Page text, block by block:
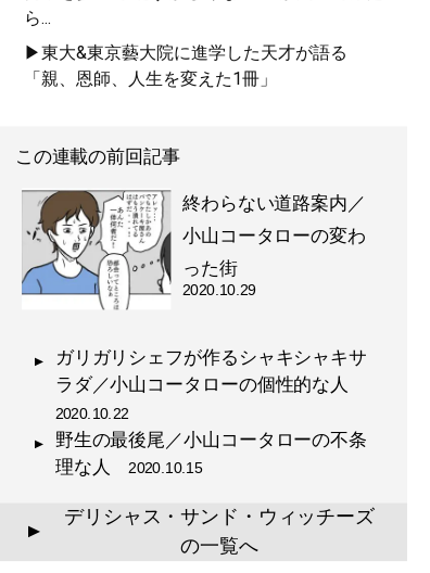
ら...
▶東大&東京藝大院に進学した天才が語る
「親、恩師、人生を変えた1冊」
この連載の前回記事
終わらない道路案内／
小山コータローの変わ
った街
2020.10.29
ガリガリシェフが作るシャキシャキサ
ラダ／小山コータローの個性的な人
2020.10.22
野生の最後尾／小山コータローの不条
理な人 2020.10.15
▲
デリシャス・サンド・ウィッチーズ
の一覧へ